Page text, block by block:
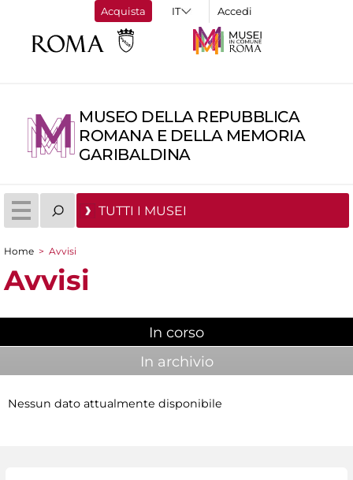
Acquista Accedi
MUSEO DELLA REPUBBLICA
ROMANA E DELLA MEMORIA
GARIBALDINA
TUTTI I MUSEI
Tu sei qui
Home > Avvisi
Avvisi
In corso
In archivio
Nessun dato attualmente disponibile